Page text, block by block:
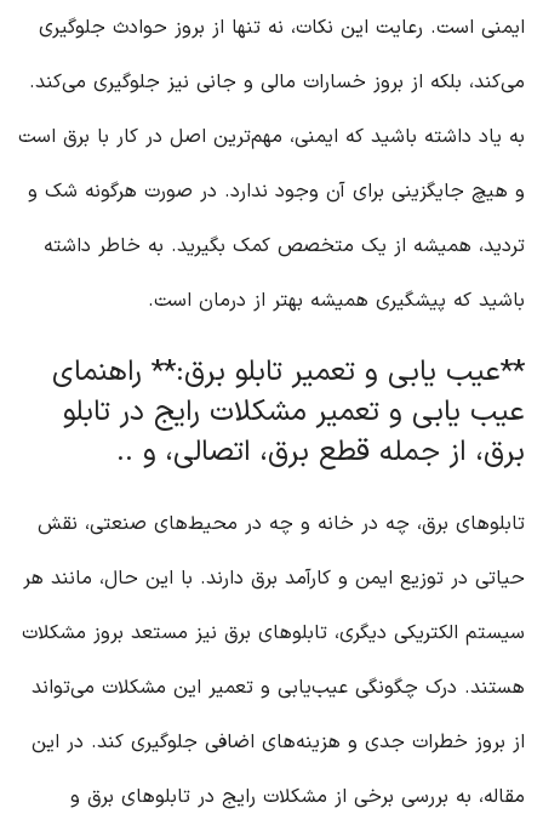
ایمنی است. رعایت این نکات، نه تنها از بروز حوادث جلوگیری
می‌کند، بلکه از بروز خسارات مالی و جانی نیز جلوگیری می‌کند.
به یاد داشته باشید که ایمنی، مهم‌ترین اصل در کار با برق است
و هیچ جایگزینی برای آن وجود ندارد. در صورت هرگونه شک و
تردید، همیشه از یک متخصص کمک بگیرید. به خاطر داشته
باشید که پیشگیری همیشه بهتر از درمان است.
**عیب یابی و تعمیر تابلو برق:** راهنمای
عیب یابی و تعمیر مشکلات رایج در تابلو
برق، از جمله قطع برق، اتصالی، و ..
تابلوهای برق، چه در خانه و چه در محیط‌های صنعتی، نقش
حیاتی در توزیع ایمن و کارآمد برق دارند. با این حال، مانند هر
سیستم الکتریکی دیگری، تابلوهای برق نیز مستعد بروز مشکلات
هستند. درک چگونگی عیب‌یابی و تعمیر این مشکلات می‌تواند
از بروز خطرات جدی و هزینه‌های اضافی جلوگیری کند. در این
مقاله، به بررسی برخی از مشکلات رایج در تابلوهای برق و